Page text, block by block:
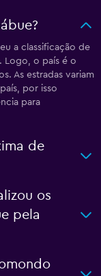
a classificação de
Logo, o país é o
As estradas variam
por isso
para
de
os
pela